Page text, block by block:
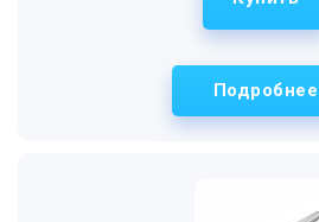
Подробнее